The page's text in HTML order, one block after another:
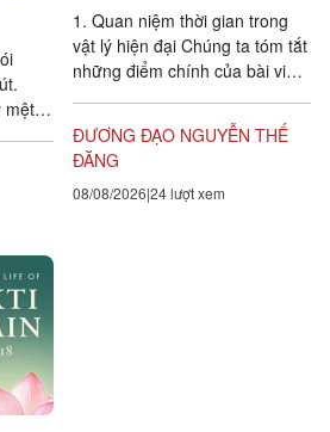
mệt
1. Quan niệm thời gian trong
vật lý hiện đại Chúng ta tóm tắt
những điểm chính của bài viết
ĐƯƠNG ĐẠO NGUYỄN THẾ
ĐĂNG
08/08/2026 24 lượt xem